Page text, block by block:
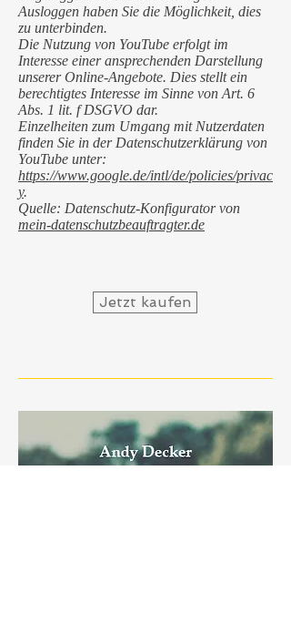
Ausloggen haben Sie die Möglichkeit, dies
zu unterbinden.
Die Nutzung von YouTube erfolgt im
Interesse einer ansprechenden Darstellung
unserer Online-Angebote. Dies stellt ein
berechtigtes Interesse im Sinne von Art. 6
Abs. 1 lit. f DSGVO dar.
Einzelheiten zum Umgang mit Nutzerdaten
finden Sie in der Datenschutzerklärung von
YouTube unter:
https://www.google.de/intl/de/policies/privac
y.
Quelle: Datenschutz-Konfigurator von
mein-datenschutzbeauftragter.de
Jetzt kaufen